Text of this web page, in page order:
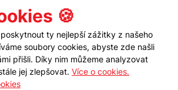
Sledujte nás
🍪
ty nejlepší zážitky z našeho
soubory cookies, abyste zde našli
přišli. Díky nim můžeme analyzovat
jej zlepšovat. Více o cookies.